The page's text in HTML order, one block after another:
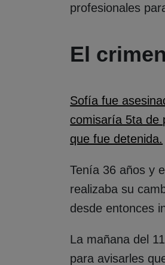
profesionales
El
Sofía fue
comisaría 5ta de
que fue detenida.
Tenía 36 años y
realizaba su
desde entonces
La mañana del
para avisarles